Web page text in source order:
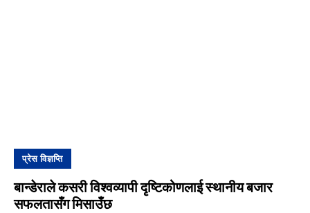
प्रेस विज्ञप्ति
बान्डेराले कसरी विश्वव्यापी दृष्टिकोणलाई स्थानीय बजार
सफलतासँग मिसाउँछ